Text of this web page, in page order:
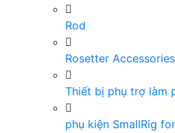
Rod
Rosetter Accessories
Thiết bị phụ trợ làm
phụ kiện SmallRig